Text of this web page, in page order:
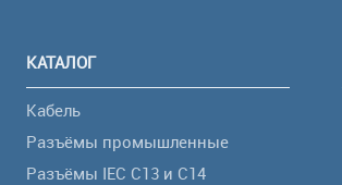
КАТАЛОГ
Кабель
Разъёмы промышленные
Разъёмы IEC C13 и C14